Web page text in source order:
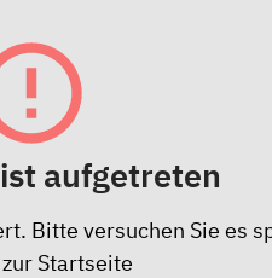
aufgetreten
Bitte versuchen Sie es
Startseite